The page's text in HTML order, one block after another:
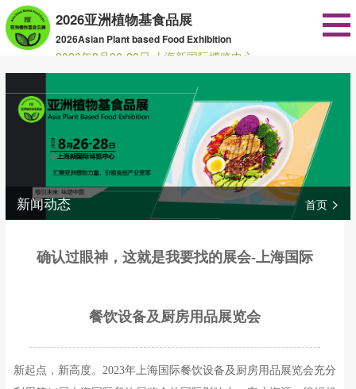
2026亚洲植物基食品展
2026Asian Plant based Food Exhibition
2026年8月26-28日 上海新国际博览中心
首页 >
新闻动态
确认过眼神，这就是我要找的展会-上海国际
餐饮设备及厨房用品展览会
新起点，新高度。2023年上海国际餐饮设备及厨房用品展览会充分